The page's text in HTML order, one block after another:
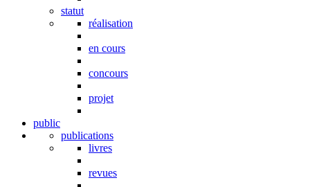
statut
réalisation
en cours
concours
projet
public
publications
livres
revues